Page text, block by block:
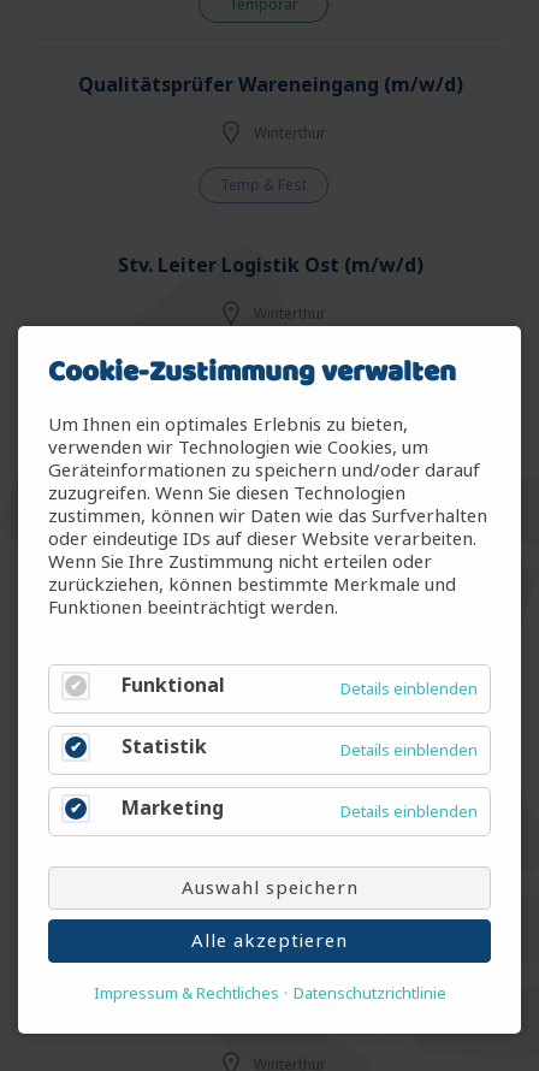
Temporär
Qualitätsprüfer Wareneingang (m/w/d)
Winterthur
Temp & Fest
Stv. Leiter Logistik Ost (m/w/d)
Winterthur
Fest - Vollzeit
Research Associate for in vivo Nonmalignant
Hematology Research (m/f/d)
Basel
Temporär
Sachbearbeiter Buchhaltung (m/w/d)
Zürich
Temp & Fest
Winterthur
Cookie-Zustimmung verwalten
Um Ihnen ein optimales Erlebnis zu bieten,
verwenden wir Technologien wie Cookies, um
Geräteinformationen zu speichern und/oder darauf
zuzugreifen. Wenn Sie diesen Technologien
zustimmen, können wir Daten wie das Surfverhalten
oder eindeutige IDs auf dieser Website verarbeiten.
Wenn Sie Ihre Zustimmung nicht erteilen oder
zurückziehen, können bestimmte Merkmale und
Funktionen beeinträchtigt werden.
Funktional Details einblenden
Statistik Details einblenden
Marketing Details einblenden
Auswahl speichern
Alle akzeptieren
Impressum & Rechtliches Datenschutzrichtlinie